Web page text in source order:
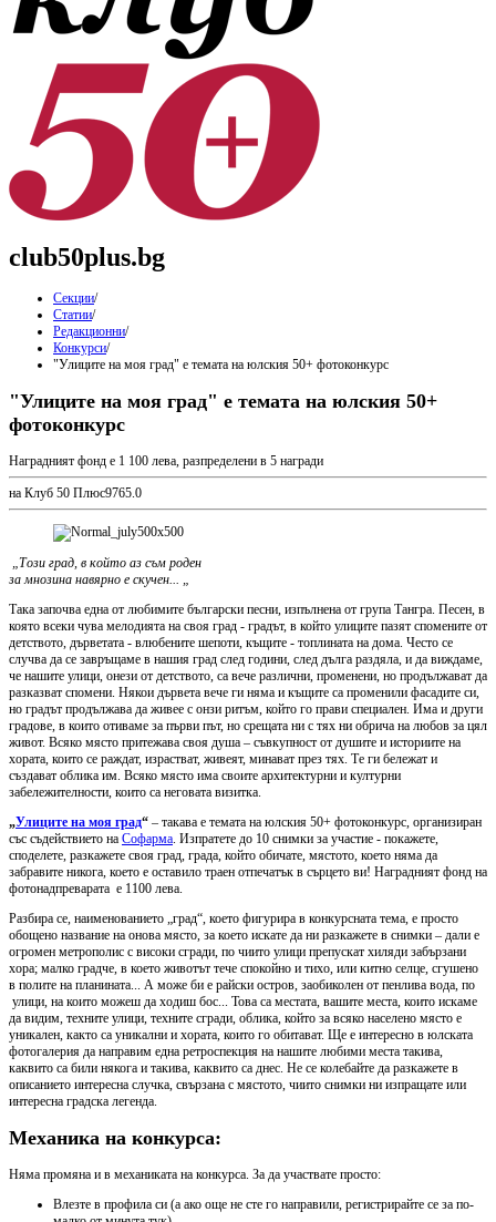
club50plus.bg
Секции/
Статии/
Редакционни/
Конкурси/
"Улиците на моя град" е темата на юлския 50+ фотоконкурс
"Улиците на моя град" е темата на юлския 50+
фотоконкурс
Наградният фонд е 1 100 лева, разпределени в 5 награди
на Клуб 50 Плюс9765.0
„Този град, в който аз съм роден
за мнозина навярно е скучен... „
Така започва една от любимите български песни, изпълнена от група Тангра. Песен, в
която всеки чува мелодията на своя град - градът, в който улиците пазят спомените от
детството, дърветата - влюбените шепоти, къщите - топлината на дома. Често се
случва да се завръщаме в нашия град след години, след дълга раздяла, и да виждаме,
че нашите улици, онези от детството, са вече различни, променени, но продължават да
разказват спомени. Някои дървета вече ги няма и къщите са променили фасадите си,
но градът продължава да живее с онзи ритъм, който го прави специален. Има и други
градове, в които отиваме за първи път, но срещата ни с тях ни обрича на любов за цял
живот. Всяко място притежава своя душа – съвкупност от душите и историите на
хората, които се раждат, израстват, живеят, минават през тях. Те ги бележат и
създават облика им. Всяко място има своите архитектурни и културни
забележителности, които са неговата визитка.
„Улиците на моя град“ – такава e темата на юлския 50+ фотоконкурс, организиран
със съдействието на Софарма. Изпратете до 10 снимки за участие - покажете,
споделете, разкажете своя град, града, който обичате, мястото, което няма да
забравите никога, което е оставило траен отпечатък в сърцето ви! Наградният фонд на
фотонадпреварата е 1100 лева.
Разбира се, наименованието „град“, което фигурира в конкурсната тема, е просто
обощено название на онова място, за което искате да ни разкажете в снимки – дали е
огромен метрополис с високи сгради, по чиито улици препускат хиляди забързани
хора; малко градче, в което животът тече спокойно и тихо, или китно селце, сгушено
в полите на планината... А може би е райски остров, заобиколен от пенлива вода, по
улици, на които можеш да ходиш бос... Това са местата, вашите места, които искаме
да видим, техните улици, техните сгради, облика, който за всяко населено място е
уникален, както са уникални и хората, които го обитават. Ще е интересно в юлската
фотогалерия да направим една ретроспекция на нашите любими места такива,
каквито са били някога и такива, каквито са днес. Не се колебайте да разкажете в
описанието интересна случка, свързана с мястото, чиито снимки ни изпращате или
интересна градска легенда.
Механика на конкурса:
Няма промяна и в механиката на конкурса. За да участвате просто:
Влезте в профила си (а ако още не сте го направили, регистрирайте се за по-